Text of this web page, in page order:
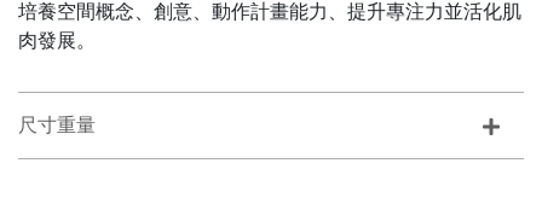
培養空間概念、創意、動作計畫能力、提升專注力並活化肌
肉發展。
尺寸重量